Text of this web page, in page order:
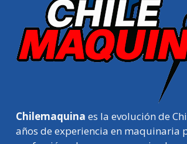
Chilemaquina es la evolución de
años de experiencia en maquinaria